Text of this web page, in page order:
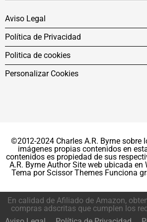
Aviso Legal
Política de Privacidad
Politica de cookies
Personalizar Cookies
©2012-2024 Charles A.R. Byrne sobre
imágenes propias contenidos en
contenidos es propiedad de sus
A.R. Byrne Author Site web ubicada en
Tema porScissor ThemesFunciona
En calidad de Afiliado de Amazon,
compras adscritas que cumplen los